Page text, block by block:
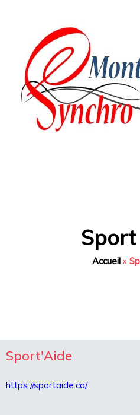
Accueil »
Sport'Aide
https://sportaide.ca/